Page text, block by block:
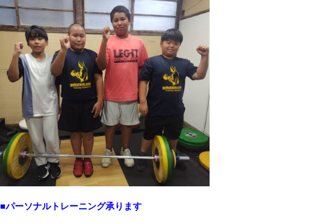
■パーソナルトレーニング承ります